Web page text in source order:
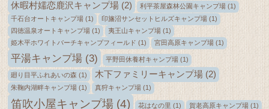
休暇村嬬恋鹿沢キャンプ場 (2) 利平茶屋森林公園キャンプ場 (1)
千石台オートキャンプ場 (1) 印旛沼サンセットヒルズキャンプ場 (1)
四徳温泉オートキャンプ場 (1) 夷王山キャンプ場 (1)
姫木平ホワイトバーチキャンプフィールド (1) 宮田高原キャンプ場 (1)
平湯キャンプ場 (3) 平野田休養村キャンプ場 (1)
廻り目平ふれあいの森 (1) 木下ファミリーキャンプ場 (2)
朱鞠内湖畔キャンプ場 (1) 真狩キャンプ場 (1)
笛吹小屋キャンプ場 (4) 花はなの里 (1) 賀老高原キャンプ場 (1)